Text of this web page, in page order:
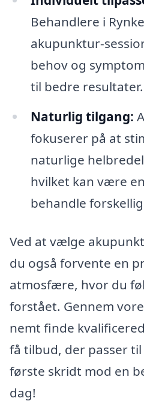
Behandlere i
akupunktur-
behov og
til bedre resultater.
Naturlig tilgang:
fokuserer på at
naturlige
hvilket kan være
behandle
Ved at vælge
du også forvente en
atmosfære, hvor du
forstået. Gennem
nemt finde
få tilbud, der passer
første skridt mod en
dag!